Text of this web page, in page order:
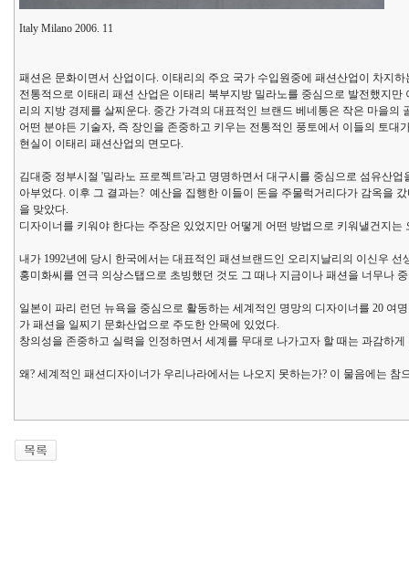
Italy Milano 2006. 11
패션은 문화이면서 산업이다. 이태리의 주요 국가 수입원중에 패션산업이 차지
전통적으로 이태리 패션 산업은 이태리 북부지방 밀라노를 중심으로 발전했지
리의 지방 경제를 살찌운다. 중간 가격의 대표적인 브랜드 베네통은 작은 마을
어떤 분야든 기술자, 즉 장인을 존중하고 키우는 전통적인 풍토에서 이들의 토
현실이 이태리 패션산업의 면모다.
김대중 정부시절 '밀라노 프로젝트'라고 명명하면서 대구시를 중심으로 섬유산
아부었다. 이후 그 결과는? 예산을 집행한 이들이 돈을 주물럭거리다가 감옥을
을 맞았다.
디자이너를 키워야 한다는 주장은 있었지만 어떻게 어떤 방법으로 키워낼건지
내가 1992년에 당시 한국에서는 대표적인 패션브랜드인 오리지날리의 이신우
홍미화씨를 연극 의상스탭으로 초빙했던 것도 그 때나 지금이나 패션을 너무나
일본이 파리 런던 뉴욕을 중심으로 활동하는 세계적인 명망의 디자이너를 20
가 패션을 일찌기 문화산업으로 주도한 안목에 있었다.
창의성을 존중하고 실력을 인정하면서 세계를 무대로 나가고자 할 때는 과감하
왜? 세계적인 패션디자이너가 우리나라에서는 나오지 못하는가? 이 물음에는 참